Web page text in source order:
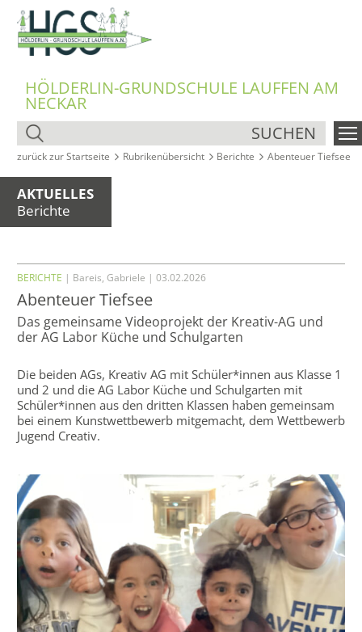
HÖLDERLIN-GRUNDSCHULE LAUFFEN AM
NECKAR
SUCHEN
zurück zur Startseite Rubrikenübersicht Berichte Abenteuer Tiefsee
AKTUELLES
Berichte
BERICHTE | Bareis, Gabriele | 03.02.2026
Abenteuer Tiefsee
Das gemeinsame Videoprojekt der Kreativ-AG und
der AG Labor Küche und Schulgarten
Die beiden AGs, Kreativ AG mit Schüler*innen aus Klasse 1
und 2 und die AG Labor Küche und Schulgarten mit
Schüler*innen aus den dritten Klassen haben gemeinsam
bei einem Kunstwettbewerb mitgemacht, dem Wettbewerb
Jugend Creativ.